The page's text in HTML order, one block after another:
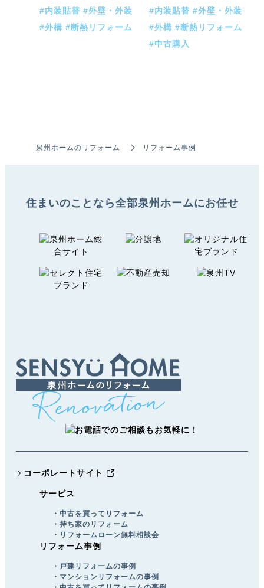
#内装貼替 #外壁・外装
#外構 #断熱リフォーム
#内装貼替 #外壁・外装
#外構 #断熱リフォーム
#中古購入
泉州ホームのリフォーム リフォーム事例
住まいのことなら全部泉州ホームにお任せ
コーポレートサイト
サービス
・中古を買ってリフォーム
・持ち家のリフォーム
・リフォームローン無料相談会
リフォーム事例
・戸建リフォームの事例
・マンションリフォームの事例